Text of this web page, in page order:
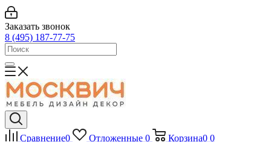
Заказать звонок
8 (495) 187-77-75
Сравнение0 Отложенные 0 Корзина0 0